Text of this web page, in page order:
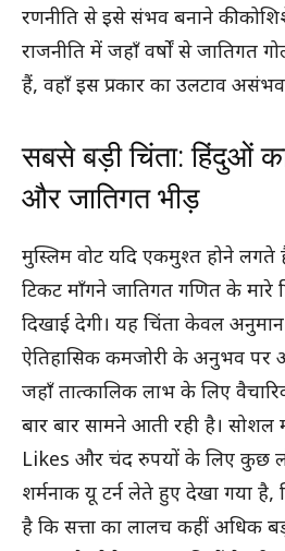
रणनीति से इसे संभव बनाने की
राजनीति में जहाँ वर्षों से जातिगत
हैं, वहाँ इस प्रकार का उलटाव असंभव
सबसे बड़ी चिंता: हिंदुओं
और जातिगत भीड़
मुस्लिम वोट यदि एकमुश्त होने
टिकट माँगने जातिगत गणित के मारे
दिखाई देगी। यह चिंता केवल
ऐतिहासिक कमजोरी के अनुभव पर
जहाँ तात्कालिक लाभ के लिए
बार बार सामने आती रही है। सोशल
Likes और चंद रुपयों के लिए कुछ
शर्मनाक यू टर्न लेते हुए देखा गया
है कि सत्ता का लालच कहीं अधिक